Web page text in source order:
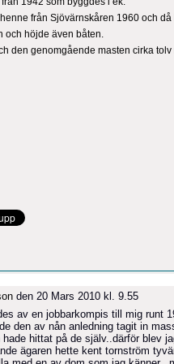
från Sjövärnskåren 1960 och
och höjde även båten.
den genomgående masten cirka tolv
den 20 Mars 2010 kl. 9.55
av en jobbarkompis till mig runt
den av nån anledning tagit in
hittat på de själv..därför blev
ägaren hette kent tornström